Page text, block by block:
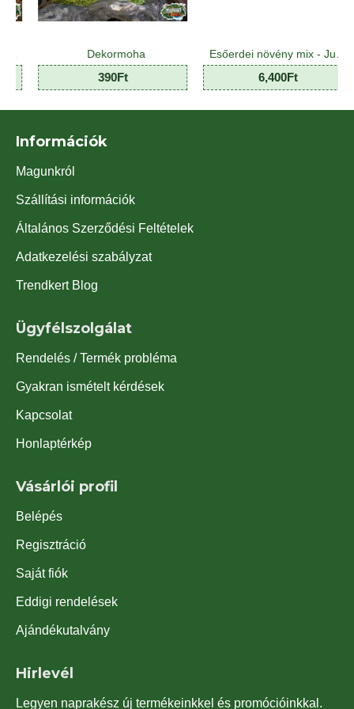
Dekormoha Esőerdei növény mix - Jungle Plant Mix (8 O)
Információk
Magunkról
Szállítási információk
Általános Szerződési Feltételek
Adatkezelési szabályzat
Trendkert Blog
Ügyfélszolgálat
Rendelés / Termék probléma
Gyakran ismételt kérdések
Kapcsolat
Honlaptérkép
Vásárlói profil
Belépés
Regisztráció
Saját fiók
Eddigi rendelések
Ajándékutalvány
Hirlevél
Legyen naprakész új termékeinkkel és promócióinkkal.